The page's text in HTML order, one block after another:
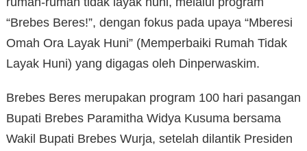
“Brebes Beres!”, dengan fokus pada upaya “Mberesi
Omah Ora Layak Huni” (Memperbaiki Rumah Tidak
Layak Huni) yang digagas oleh Dinperwaskim.
Brebes Beres merupakan program 100 hari pasangan
Bupati Brebes Paramitha Widya Kusuma bersama
Wakil Bupati Brebes Wurja, setelah dilantik Presiden